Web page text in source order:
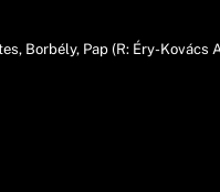
Borbély, Pap (R: Éry-Kovács